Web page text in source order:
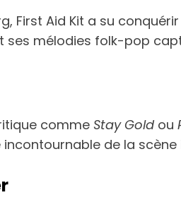
First Aid Kit a su
ses mélodies folk-pop
comme Stay Goldou
de la scène